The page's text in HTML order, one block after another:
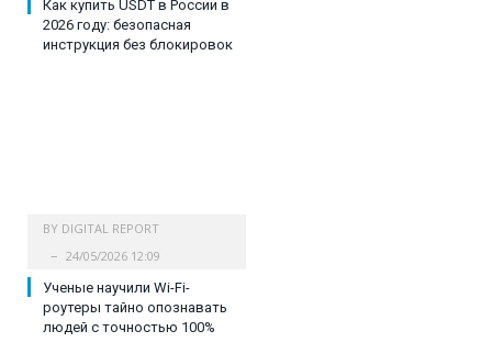
Как купить USDT в России в
2026 году: безопасная
инструкция без блокировок
BY DIGITAL REPORT
24/05/2026 12:09
Ученые научили Wi-Fi-
роутеры тайно опознавать
людей с точностью 100%